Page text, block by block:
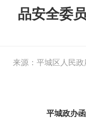
品安全委
来源： 平城区人民政
平城政办